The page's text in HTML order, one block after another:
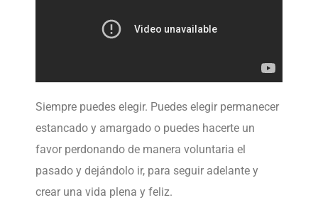
Siempre puedes elegir. Puedes elegir permanecer
estancado y amargado o puedes hacerte un
favor perdonando de manera voluntaria el
pasado y dejándolo ir, para seguir adelante y
crear una vida plena y feliz.